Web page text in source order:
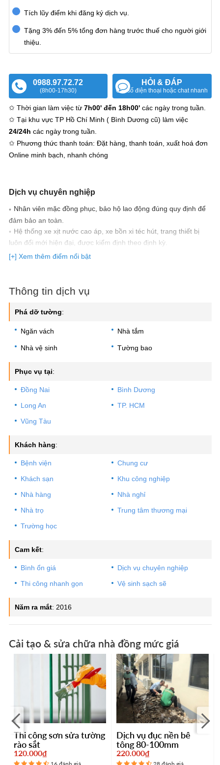
Tích lũy điểm khi đăng ký dịch vụ.
Tặng 3% đến 5% tổng đơn hàng trước thuế cho người giới
thiệu.
0988.97.72.72
(8h00-17h30)
HỎI & ĐÁP
Gửi số điện thoại hoặc chat nhanh
✩ Thời gian làm việc từ 7h00' đến 18h00'các ngày trong tuần.
✩ Tại khu vực TP Hồ Chí Minh ( Bình Dương cũ) làm việc
24/24h các ngày trong tuần.
✩ Phương thức thanh toán: Đặt hàng, thanh toán, xuất hoá đơn
Online minh bạch, nhanh chóng
Dịch vụ chuyên nghiệp
Nhân viên mặc đồng phục, bảo hộ lao động đúng quy định để
đảm bảo an toàn.
Hệ thống xe xịt nước cao áp, xe bồn xi téc hút, trang thiết bị
luôn đổi mới hiện đại, được kiểm định theo định kỳ.
Xử lý nhanh gọn, vệ sinh sạch sẽ những vị trí đã làm việc sau
nhanh và tiện lợi).
100% đơn giá dịch vụ đã bao gồm VAT.
Hỗ trợ thanh toán tiền mặt, chuyển khoản, Visa, Momo,
QrCode khi thuê dịch vụ.
Cam kết đúng giá không vẽ vời.
[+] Xem thêm điểm nổi bật
Thông tin dịch vụ
Phá dỡ tường:
Ngăn vách Nhà tắm
Nhà vệ sinh Tường bao
Phục vụ tại:
Đồng Nai
Bình Dương
Long An
TP. HCM
Vũng Tàu
Khách hàng:
Bệnh viện
Chung cư
Khách sạn
Khu công nghiệp
Nhà hàng
Nhà nghỉ
Nhà trọ
Trung tâm thương mại
Trường học
Cam kết:
Bình ổn giá
Dịch vụ chuyên nghiệp
Thi công nhanh gọn
Vệ sinh sạch sẽ
Năm ra mắt: 2016
Cải tạo & sửa chữa nhà đồng mức giá
Thi công sơn sửa tường
rào sắt
120.000₫
Dịch vụ đục nền bê
tông 80-100mm
220.000₫